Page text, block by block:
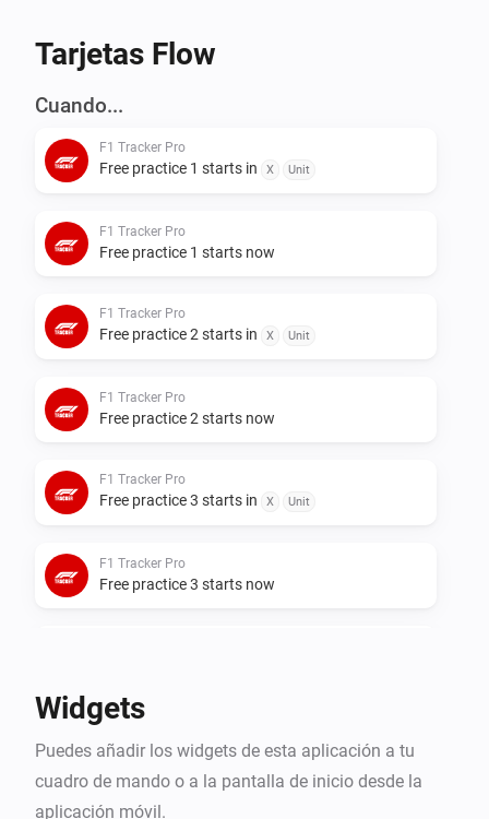
Wat kun je ermee?
Dashboard Widgets
Bekijk alles in één oogopslag op je Homey dashboard:
- F1 Kalender: het volledige seizoensoverzicht per
podiumresultaten
- F1 Weekend Schema: het actuele raceweekend met
inclusief circuitkaart
- F1 Rijders Klassement: rijdersstand met hero-kaart
poles
- F1 Constructeurs Klassement: constructeursstand
met teamauto van de leider
- F1 Afteller: countdown tot de volgende sessie
"De race begint over 1 uur"
"De race is afgelopen — wie heeft gewonnen?"
Tarjetas Flow
Cuando...
F1 Tracker Pro
Free practice 1 starts in X Unit
F1 Tracker Pro
Free practice 1 starts now
F1 Tracker Pro
Free practice 2 starts in X Unit
F1 Tracker Pro
Free practice 2 starts now
F1 Tracker Pro
Free practice 3 starts in X Unit
F1 Tracker Pro
Free practice 3 starts now
F1 Tracker Pro
Qualifying starts in X Unit
F1 Tracker Pro
Widgets
Puedes añadir los widgets de esta aplicación a tu
cuadro de mando o a la pantalla de inicio desde la
aplicación móvil.